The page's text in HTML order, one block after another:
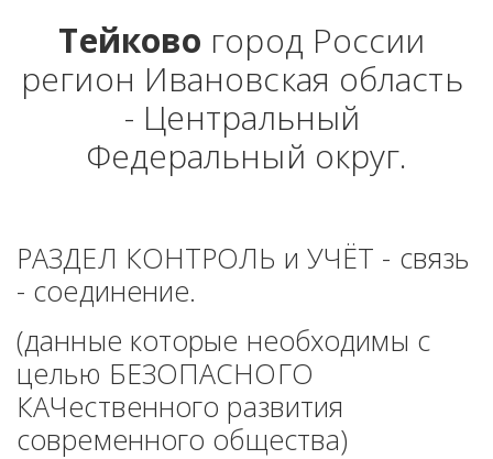
Тейково город России
регион Ивановская область
- Центральный
Федеральный округ.
РАЗДЕЛ КОНТРОЛЬ и УЧЁТ - связь
- соединение.
(данные которые необходимы с
целью БЕЗОПАСНОГО
КАЧественного развития
современного общества)